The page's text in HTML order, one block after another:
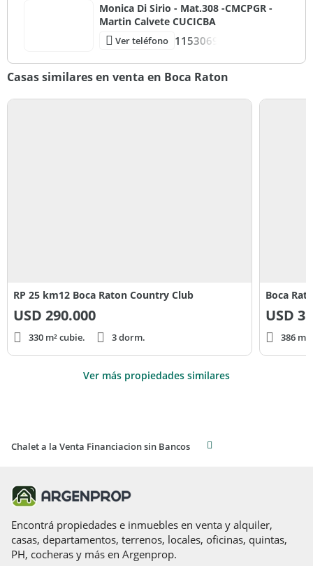
Monica Di Sirio - Mat.308 -CMCPGR -
Martin Calvete CUCICBA
Ver teléfono 1153069
Casas similares en venta en Boca Raton
RP 25 km12 Boca Raton Country Club
USD 290.000
330 m² cubie. 3 dorm.
Boca
USD
386
Ver más propiedades similares
Chalet a la Venta Financiacion sin Bancos
Encontrá propiedades e inmuebles en venta y alquiler,
casas, departamentos, terrenos, locales, oficinas, quintas,
PH, cocheras y más en Argenprop.